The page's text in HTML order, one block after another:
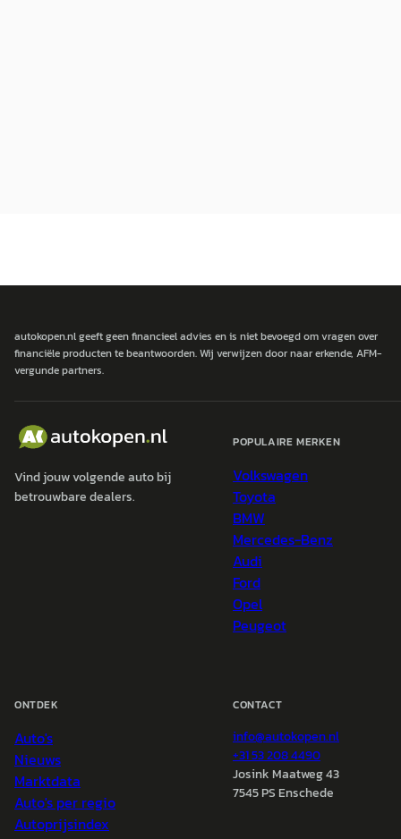
autokopen.nl geeft geen financieel advies en is niet bevoegd om vragen over
financiële producten te beantwoorden. Wij verwijzen door naar erkende, AFM-
vergunde partners.
Vind jouw volgende auto bij
betrouwbare dealers.
POPULAIRE MERKEN
Volkswagen
Toyota
BMW
Mercedes-Benz
Audi
Ford
Opel
Peugeot
ONTDEK
Auto's
Nieuws
Marktdata
Auto's per regio
Autoprijsindex
CONTACT
info@autokopen.nl
+31 53 208 4490
Josink Maatweg 43
7545 PS Enschede